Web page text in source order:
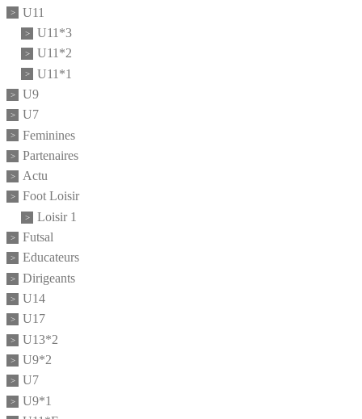
U11
U11*3
U11*2
U11*1
U9
U7
Feminines
Partenaires
Actu
Foot Loisir
Loisir 1
Futsal
Educateurs
Dirigeants
U14
U17
U13*2
U9*2
U7
U9*1